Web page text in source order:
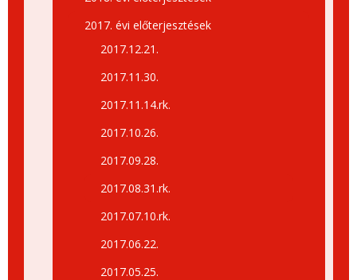
2017. évi előterjesztések
2017.12.21.
2017.11.30.
2017.11.14.rk.
2017.10.26.
2017.09.28.
2017.08.31.rk.
2017.07.10.rk.
2017.06.22.
2017.05.25.